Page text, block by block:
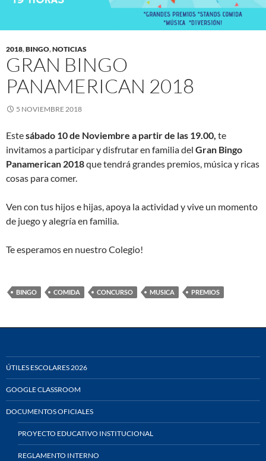
2018,BINGO,NOTICIAS
GRAN BINGO
PANAMERICAN 2018
5 NOVIEMBRE 2018
Estesábado 10 de Noviembre a partir de las 19.00, te
invitamos a participar y disfrutar en familia del Gran Bingo
Panamerican 2018que tendrá grandes premios, música y ricas
cosas para comer.
Ven con tus hijos e hijas, apoya la actividad y vive un momento
de juego y alegría en familia.
Te esperamos en nuestro Colegio!
BINGO COMIDA CONCURSO MUSICA PREMIOS
ÚTILES ESCOLARES 2026
GOOGLE CLASSROOM
DOCUMENTOS OFICIALES
PROYECTO EDUCATIVO INSTITUCIONAL
REGLAMENTO INTERNO